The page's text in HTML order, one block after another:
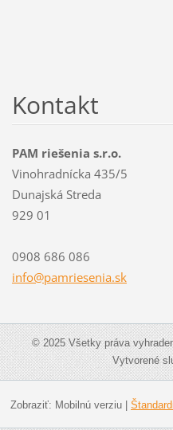
Kontakt
PAM riešenia s.r.o.
Vinohradnícka 435/5
Dunajská Streda
929 01
0908 686 086
info@pamriesenia.sk
© 2025 Všetky práva
Vytvorené
Zobraziť: Mobilnú verziu|